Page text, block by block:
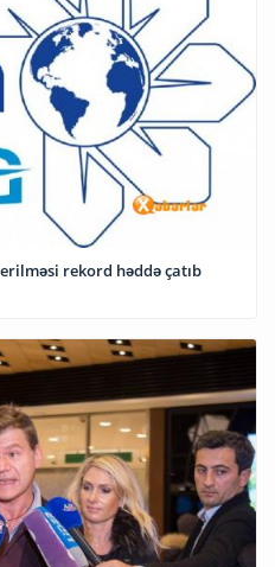
rekord həddə çatıb